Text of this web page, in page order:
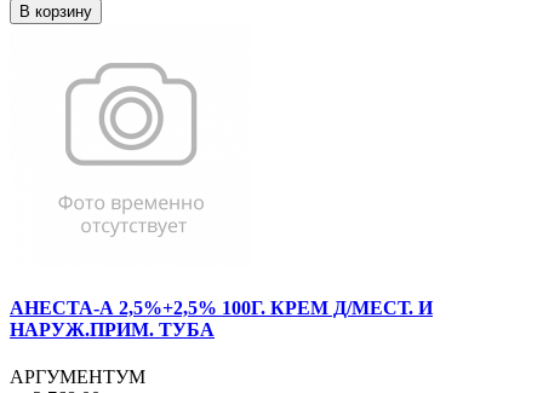
В корзину
АНЕСТА-А 2,5%+2,5% 100Г. КРЕМ Д/МЕСТ. И
НАРУЖ.ПРИМ. ТУБА
АРГУМЕНТУМ